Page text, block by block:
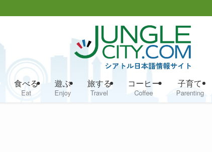
食べる
Eat
遊ぶ
Enjoy
旅する
Travel
コーヒー
Coffee
子育て
Parenting